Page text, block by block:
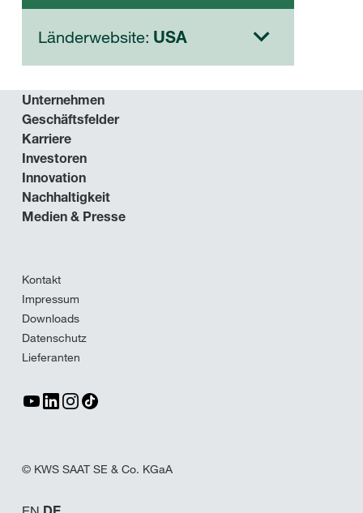
Länderwebsite: USA
Unternehmen
Geschäftsfelder
Karriere
Investoren
Innovation
Nachhaltigkeit
Medien & Presse
Kontakt
Impressum
Downloads
Datenschutz
Lieferanten
© KWS SAAT SE & Co. KGaA